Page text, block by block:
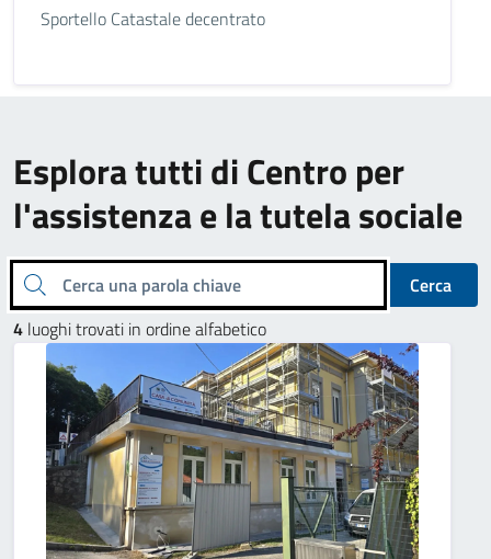
Sportello Catastale decentrato
Esplora tutti di Centro per
l'assistenza e la tutela sociale
Cerca una parola chiave
Cerca
4 luoghi trovati in ordine alfabetico